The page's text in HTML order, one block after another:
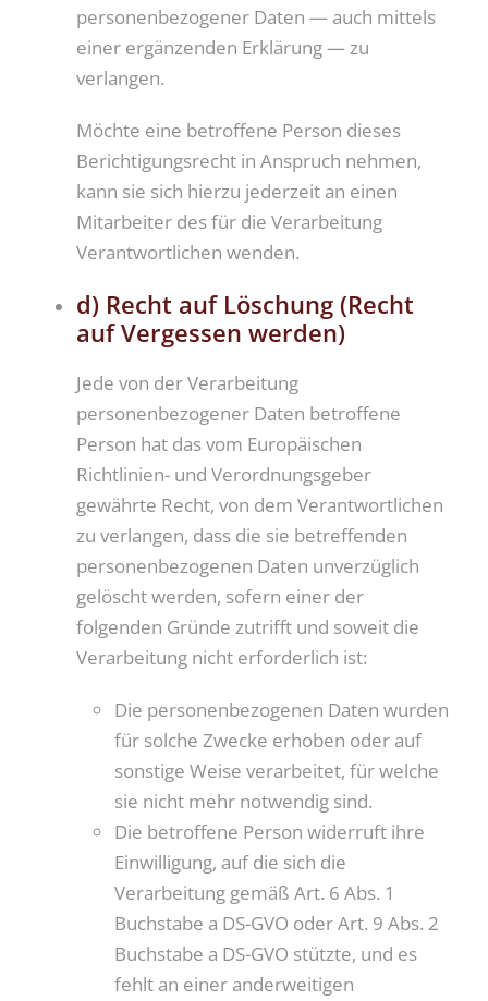
personenbezogener Daten — auch mittels
einer ergänzenden Erklärung — zu
verlangen.
Möchte eine betroffene Person dieses
Berichtigungsrecht in Anspruch nehmen,
kann sie sich hierzu jederzeit an einen
Mitarbeiter des für die Verarbeitung
Verantwortlichen wenden.
d) Recht auf Löschung (Recht
auf Vergessen werden)
Jede von der Verarbeitung
personenbezogener Daten betroffene
Person hat das vom Europäischen
Richtlinien- und Verordnungsgeber
gewährte Recht, von dem Verantwortlichen
zu verlangen, dass die sie betreffenden
personenbezogenen Daten unverzüglich
gelöscht werden, sofern einer der
folgenden Gründe zutrifft und soweit die
Verarbeitung nicht erforderlich ist:
Die personenbezogenen Daten wurden
für solche Zwecke erhoben oder auf
sonstige Weise verarbeitet, für welche
sie nicht mehr notwendig sind.
Die betroffene Person widerruft ihre
Einwilligung, auf die sich die
Verarbeitung gemäß Art. 6 Abs. 1
Buchstabe a DS-GVO oder Art. 9 Abs. 2
Buchstabe a DS-GVO stützte, und es
fehlt an einer anderweitigen